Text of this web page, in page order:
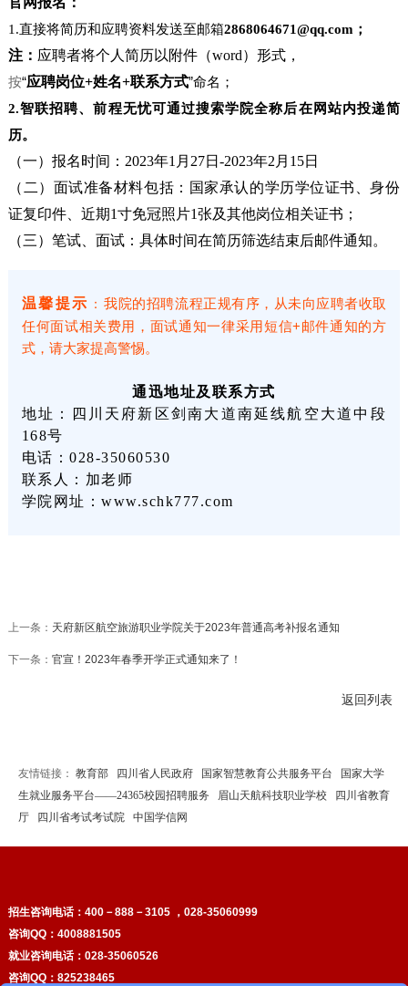
1.直接将简历和应聘资料发送至邮箱2868064671@qq.com；
注： 应聘者将个人简历以附件（word）形式，
按“应聘岗位+姓名+联系方式”命名；
2.智联招聘、前程无忧可通过搜索学院全称后在网站内投递简
历。
（一）报名时间：2023年1月27日-2023年2月15日
（二）面试准备材料包括：国家承认的学历学位证书、身份
证复印件、近期1寸免冠照片1张及其他岗位相关证书；
（三）笔试、面试：具体时间在简历筛选结束后邮件通知。
温馨提示 ：我院的招聘流程正规有序，从未向应聘者收取
任何面试相关费用，面试通知一律采用短信+邮件通知的方
式，请大家提高警惕。
通迅地址及联系方式
地址：四川天府新区剑南大道南延线航空大道中段
168号
电话：028-35060530
联系人：加老师
学院网址：www.schk777.com
上一条： 天府新区航空旅游职业学院关于2023年普通高考补报名通知
下一条： 官宣！2023年春季开学正式通知来了！
返回列表
友情链接： 教育部 四川省人民政府 国家智慧教育公共服务平台
国家大学
生就业服务平台——24365校园招聘服务
眉山天航科技职业学校
四川省教育
厅
四川省考试考试院 中国学信网
招生咨询电话： 400－888－3105 ，028-35060999
咨询QQ：4008881505
就业咨询电话：028-35060526
咨询QQ：825238465